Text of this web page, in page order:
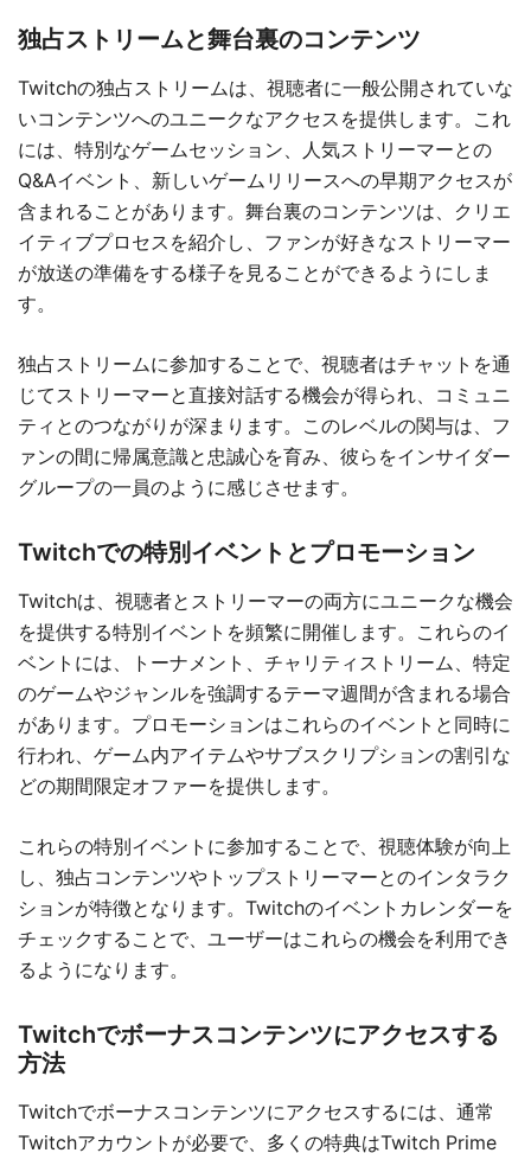
独占ストリームと舞台裏のコンテンツ
Twitchの独占ストリームは、視聴者に一般公開されていな
いコンテンツへのユニークなアクセスを提供します。これ
には、特別なゲームセッション、人気ストリーマーとの
Q&Aイベント、新しいゲームリリースへの早期アクセスが
含まれることがあります。舞台裏のコンテンツは、クリエ
イティブプロセスを紹介し、ファンが好きなストリーマー
が放送の準備をする様子を見ることができるようにしま
す。
独占ストリームに参加することで、視聴者はチャットを通
じてストリーマーと直接対話する機会が得られ、コミュニ
ティとのつながりが深まります。このレベルの関与は、フ
ァンの間に帰属意識と忠誠心を育み、彼らをインサイダー
グループの一員のように感じさせます。
Twitchでの特別イベントとプロモーション
Twitchは、視聴者とストリーマーの両方にユニークな機会
を提供する特別イベントを頻繁に開催します。これらのイ
ベントには、トーナメント、チャリティストリーム、特定
のゲームやジャンルを強調するテーマ週間が含まれる場合
があります。プロモーションはこれらのイベントと同時に
行われ、ゲーム内アイテムやサブスクリプションの割引な
どの期間限定オファーを提供します。
これらの特別イベントに参加することで、視聴体験が向上
し、独占コンテンツやトップストリーマーとのインタラク
ションが特徴となります。Twitchのイベントカレンダーを
チェックすることで、ユーザーはこれらの機会を利用でき
るようになります。
Twitchでボーナスコンテンツにアクセスする
方法
Twitchでボーナスコンテンツにアクセスするには、通常
Twitchアカウントが必要で、多くの特典はTwitch Prime